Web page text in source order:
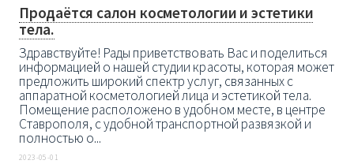
Продаётся салон косметологии и эстетики
тела.
Здравствуйте! Рады приветствовать Вас и поделиться
информацией о нашей студии красоты, которая может
предложить широкий спектр услуг, связанных с
аппаратной косметологией лица и эстетикой тела.
Помещение расположено в удобном месте, в центре
Ставрополя, с удобной транспортной развязкой и
полностью о...
2023-05-01